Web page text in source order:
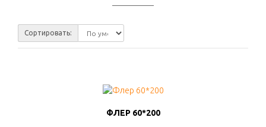
Сортировать:
ФЛЕР 60*200
ФЛЕР 60*200